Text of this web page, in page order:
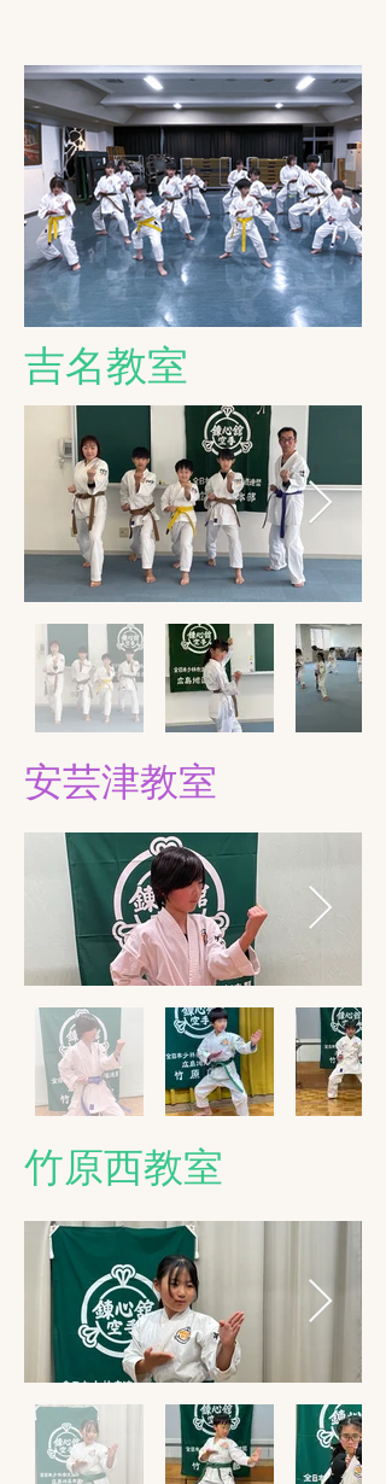
​吉名教室
安芸津教室
​竹原西教室